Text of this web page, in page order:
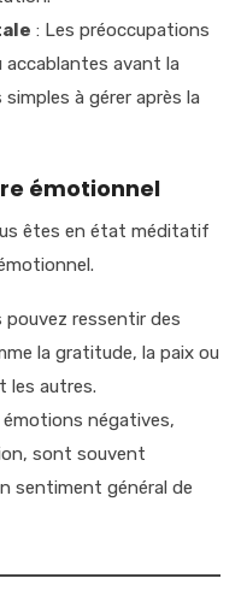
: Les préoccupations
accablantes avant la
à gérer après la
émotionnel
êtes en état méditatif
pouvez ressentir des
la gratitude, la paix ou
les autres.
émotions négatives,
sont souvent
sentiment général de